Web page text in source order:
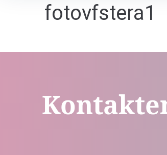
fotovfstera1